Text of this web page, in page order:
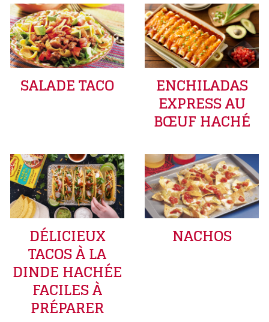
SALADE TACO ENCHILADAS
EXPRESS AU
BŒUF HACHÉ
DÉLICIEUX
TACOS À LA
DINDE HACHÉE
FACILES À
PRÉPARER
NACHOS